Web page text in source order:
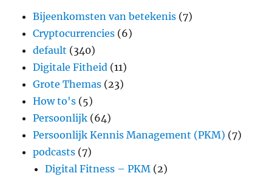
Bijeenkomsten van betekenis (7)
Cryptocurrencies (6)
default (340)
Digitale Fitheid (11)
Grote Themas (23)
How to's (5)
Persoonlijk (64)
Persoonlijk Kennis Management (PKM) (7)
podcasts (7)
Digital Fitness – PKM (2)